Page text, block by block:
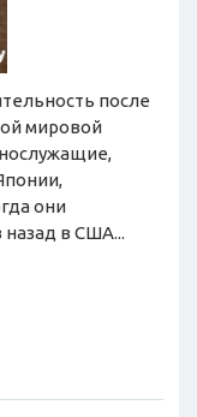
после
мировой
они
назад в США...